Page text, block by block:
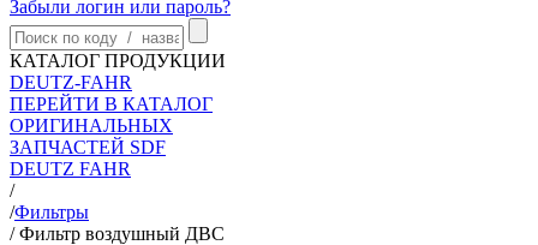
Забыли логин или пароль?
КАТАЛОГ ПРОДУКЦИИ
DEUTZ-FAHR
ПЕРЕЙТИ В КАТАЛОГ
ОРИГИНАЛЬНЫХ
ЗАПЧАСТЕЙ SDF
DEUTZ FAHR
/
/Фильтры
/ Фильтр воздушный ДВС